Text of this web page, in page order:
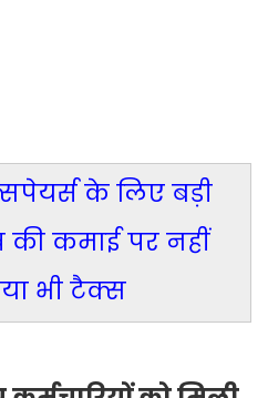
के लिए बड़ी
कमाई पर नहीं
भी टैक्स